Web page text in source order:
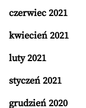
czerwiec 2021
kwiecień 2021
luty 2021
styczeń 2021
grudzień 2020